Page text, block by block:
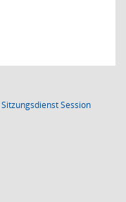
SitzungsdienstSession(Wird in